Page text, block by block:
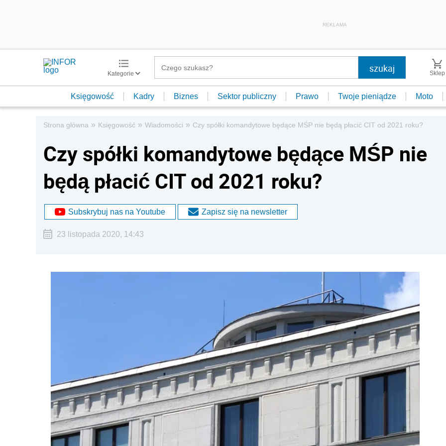
REKLAMA
Kategorie Sklep
Księgowość Kadry Biznes Sektor publiczny Prawo Twoje pieniądze Moto
Strona główna » Księgowość » Wiadomości » Czy spółki komandytowe będące MŚP nie będą płacić CIT od 2021 roku?
Czy spółki komandytowe będące MŚP nie
będą płacić CIT od 2021 roku?
Subskrybuj nas na Youtube Zapisz się na newsletter
23 listopada 2020, 14:43